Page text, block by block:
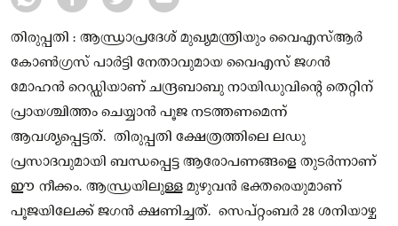
തിരുപ്പതി : ആന്ധ്രാപ്രദേശ് മുഖ്യമന്ത്രിയും വൈഎസ്ആർ
കോൺഗ്രസ് പാർട്ടി നേതാവുമായ വൈഎസ് ജഗൻ
മോഹൻ റെഡ്ഡിയാണ് ചന്ദ്രബാബു നായിഡുവിന്റെ തെറ്റിന്
പ്രായശ്ചിത്തം ചെയ്യാൻ പൂജ നടത്തണമെന്ന്
ആവശ്യപ്പെട്ടത്. തിരുപ്പതി ക്ഷേത്രത്തിലെ ലഡു
പ്രസാദവുമായി ബന്ധപ്പെട്ട ആരോപണങ്ങളെ തുടർന്നാണ്
ഈ നീക്കം. ആന്ധ്രയിലുള്ള മുഴുവന്‍ ഭക്തരെയുമാണ്
പൂജയിലേക്ക് ജഗന്‍ ക്ഷണിച്ചത്. സെപ്റ്റംബര്‍ 28 ശനിയാഴ്ച